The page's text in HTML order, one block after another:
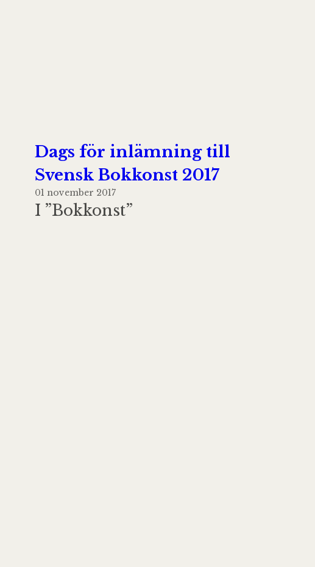
Dags för inlämning till
Svensk Bokkonst 2017
01 november 2017
I ”Bokkonst”